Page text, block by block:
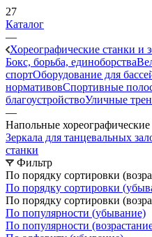
27
Каталог
—
Хореографические станки и
Бокс, борьба, единоборства
спортОборудование для
нормативовСпортивные
благоустройствоУличные
—
Напольные хореографические
Зеркала для танцевальных
станки
Фильтр
По порядку сортировки
По порядку сортировки
По порядку сортировки
По популярности (убывание)
По популярности